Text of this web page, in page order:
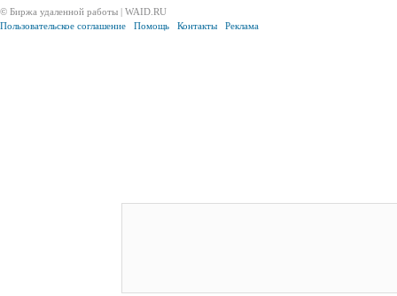
© Биржа удаленной работы | WAID.RU
Пользовательское соглашение
Помощь Контакты Реклама